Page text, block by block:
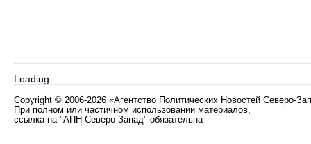
Loading...
Copyright © 2006-2026 «Агентство Политических Новостей Северо-
При полном или частичном использовании материалов,
ссылка на "АПН Северо-Запад" обязательна